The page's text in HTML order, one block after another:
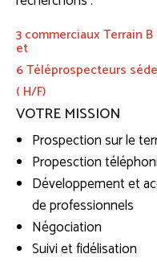
3 commerciaux Terrain
et
6 Téléprospecteurs
( H/F)
VOTRE MISSION
Prospection sur le
Propesction
Développement et
de professionnels
Négociation
Suivi et fidélisation